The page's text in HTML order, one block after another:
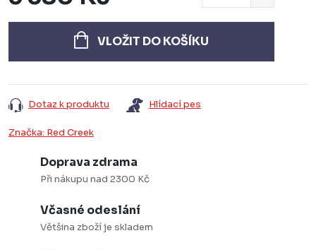
cena:
VLOŽIT DO KOŠÍKU
Dotaz k produktu Hlídací pes
Značka: Red Creek
Doprava zdrama
Při nákupu nad 2300 Kč
Včasné odeslání
Většina zboží je skladem